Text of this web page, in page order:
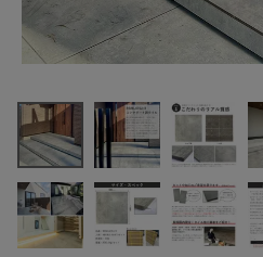
マヤリカ
ンクリート調 600
角/4枚入 薄グレ
ー
FAX注文はこちらから
カテゴリーから選ぶ